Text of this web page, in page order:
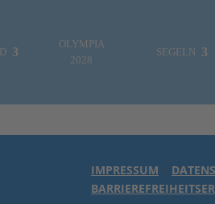
OLYMPIA
2028
SEGELN
IMPRESSUM